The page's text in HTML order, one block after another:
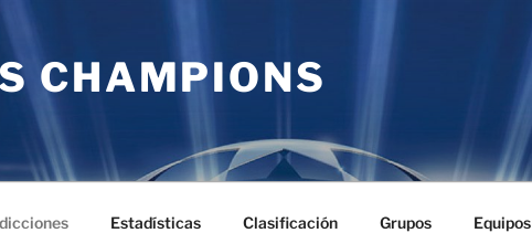
CHAMPIONS
Estadísticas Clasificación Grupos Equipos